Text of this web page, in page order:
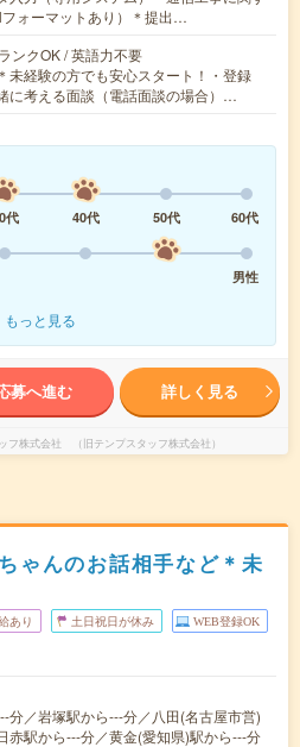
ォーマットあり）＊提出…
ンクOK / 英語力不要
未経験の方でも安心スタート！・登録
に考える面談（電話面談の場合）…
代 40代 50代
60代
男性
もっと見る
募へ進む 詳しく見る
フ株式会社 （旧テンプスタッフ株式会社）
ゃんのお話相手など＊未
あり 土日祝日が休み WEB登録OK
分／岩塚駅から---分／八田(名古屋市営)
赤駅から---分／黄金(愛知県)駅から---分